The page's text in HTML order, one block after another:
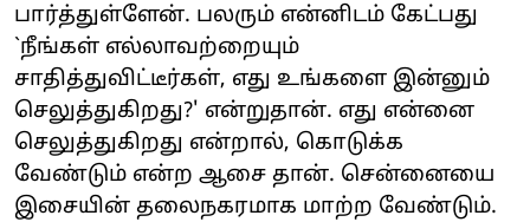
பார்த்துள்ளேன். பலரும் என்னிடம் கேட்பது
`நீங்கள் எல்லாவற்றையும்
சாதித்துவிட்டீர்கள், எது உங்களை இன்னும்
செலுத்துகிறது?' என்றுதான். எது என்னை
செலுத்துகிறது என்றால், கொடுக்க
வேண்டும் என்ற ஆசை தான். சென்னையை
இசையின் தலைநகரமாக மாற்ற வேண்டும்.